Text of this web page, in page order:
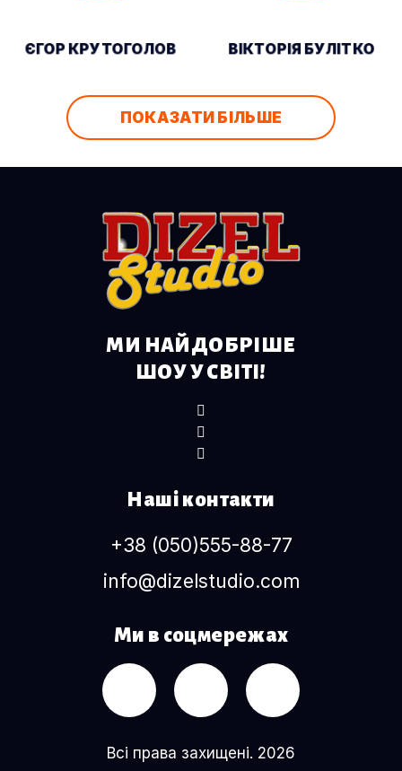
ЄГОР КРУТОГОЛОВ ВІКТОРІЯ БУЛІТКО
ПОКАЗАТИ БІЛЬШЕ
МИ НАЙДОБРІШЕ
ШОУ У СВІТІ!
Наші контакти
+38 (050)555-88-77
info@dizelstudio.com
Ми в соцмережах
Всі права захищені. 2026